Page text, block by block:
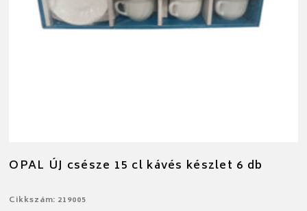
OPAL ÚJ csésze 15 cl kávés készlet 6 db
Cikkszám: 219005